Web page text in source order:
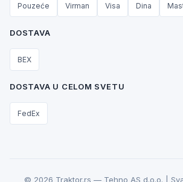
Pouzeće Virman Visa Dina
DOSTAVA
BEX
DOSTAVA U CELOM SVETU
FedEx
© 2026 Traktor.rs — Tehno AS d.o.o. |